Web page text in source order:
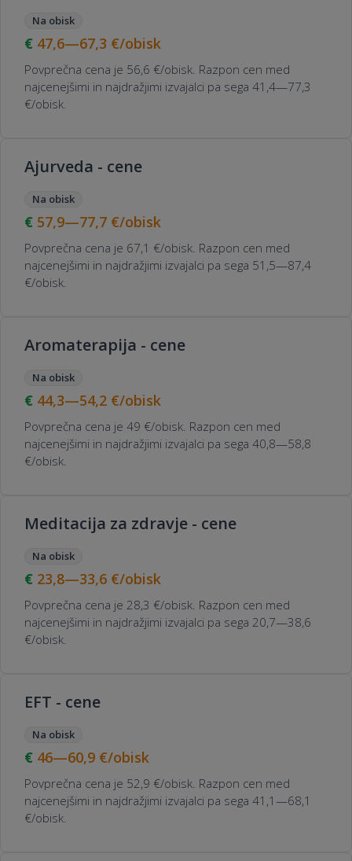
Na obisk
47,6—67,3 €/obisk
Povprečna cena je 56,6 €/obisk. Razpon cen med
najcenejšimi in najdražjimi izvajalci pa sega 41,4—77,3
€/obisk.
Ajurveda - cene
Na obisk
57,9—77,7 €/obisk
Povprečna cena je 67,1 €/obisk. Razpon cen med
najcenejšimi in najdražjimi izvajalci pa sega 51,5—87,4
€/obisk.
Aromaterapija - cene
Na obisk
44,3—54,2 €/obisk
Povprečna cena je 49 €/obisk. Razpon cen med
najcenejšimi in najdražjimi izvajalci pa sega 40,8—58,8
€/obisk.
Meditacija za zdravje - cene
Na obisk
23,8—33,6 €/obisk
Povprečna cena je 28,3 €/obisk. Razpon cen med
najcenejšimi in najdražjimi izvajalci pa sega 20,7—38,6
€/obisk.
EFT - cene
Na obisk
46—60,9 €/obisk
Povprečna cena je 52,9 €/obisk. Razpon cen med
najcenejšimi in najdražjimi izvajalci pa sega 41,1—68,1
€/obisk.